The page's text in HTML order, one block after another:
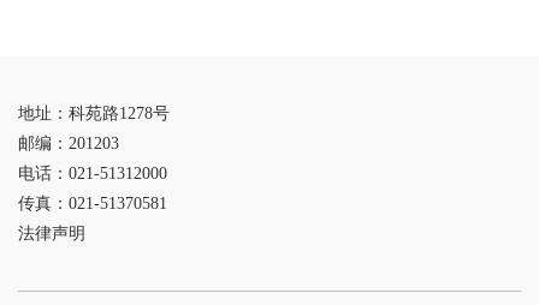
地址：科苑路1278号
邮编：201203
电话：021-51312000
传真：021-51370581
法律声明